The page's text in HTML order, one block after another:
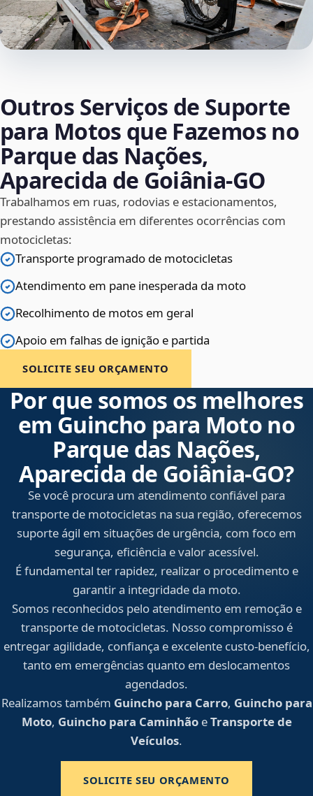
Outros Serviços de Suporte
para Motos que Fazemos no
Parque das Nações,
Aparecida de Goiânia‑GO
Trabalhamos em ruas, rodovias e estacionamentos,
prestando assistência em diferentes ocorrências com
motocicletas:
Transporte programado de motocicletas
Atendimento em pane inesperada da moto
Recolhimento de motos em geral
Apoio em falhas de ignição e partida
SOLICITE SEU ORÇAMENTO
Por que somos os melhores
em Guincho para Moto no
Parque das Nações,
Aparecida de Goiânia‑GO?
Se você procura um atendimento confiável para
transporte de motocicletas na sua região, oferecemos
suporte ágil em situações de urgência, com foco em
segurança, eficiência e valor acessível.
É fundamental ter rapidez, realizar o procedimento e
garantir a integridade da moto.
Somos reconhecidos pelo atendimento em remoção e
transporte de motocicletas. Nosso compromisso é
entregar agilidade, confiança e excelente custo-benefício,
tanto em emergências quanto em deslocamentos
agendados.
Realizamos também Guincho para Carro, Guincho para
Moto, Guincho para CaminhãoeTransporte de
Veículos.
SOLICITE SEU ORÇAMENTO